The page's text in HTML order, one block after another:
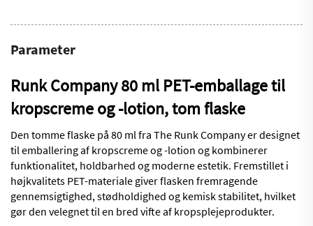
Parameter
Runk Company 80 ml PET-emballage til
kropscreme og -lotion, tom flaske
Den tomme flaske på 80 ml fra The Runk Company er designet
til emballering af kropscreme og -lotion og kombinerer
funktionalitet, holdbarhed og moderne estetik. Fremstillet i
højkvalitets PET-materiale giver flasken fremragende
gennemsigtighed, stødholdighed og kemisk stabilitet, hvilket
gør den velegnet til en bred vifte af kropsplejeprodukter.